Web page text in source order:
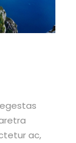
ac,